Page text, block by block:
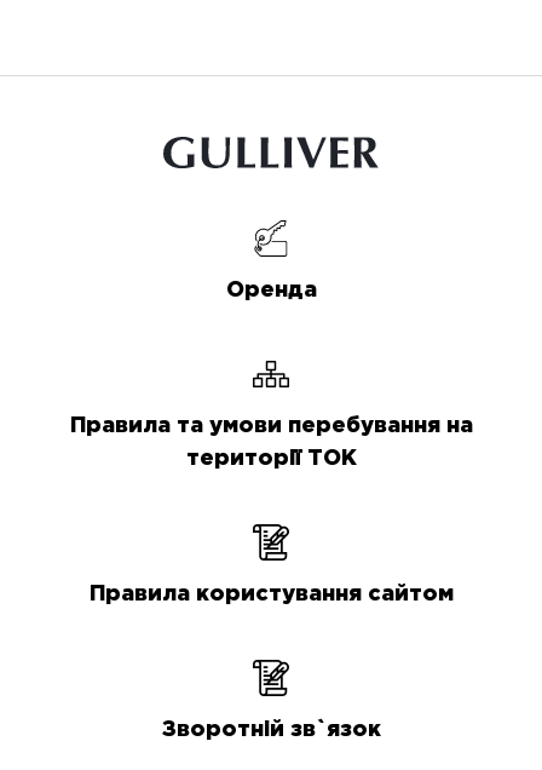
Оренда
Правила та умови перебування на
території ТОК
Правила користування сайтом
Зворотній зв`язок